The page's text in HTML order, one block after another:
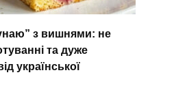
з вишнями: не
та дуже
української